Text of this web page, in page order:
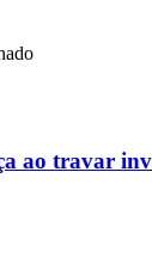
travar